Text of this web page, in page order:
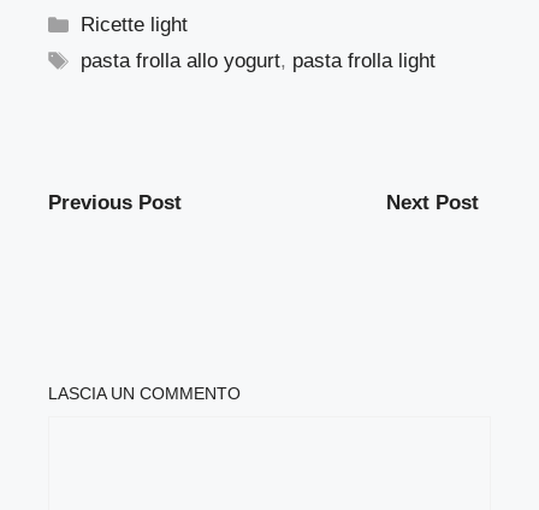
Categorie
Ricette light
Tag
pasta frolla allo yogurt, pasta frolla light
Previous Post Next Post
LASCIA UN COMMENTO